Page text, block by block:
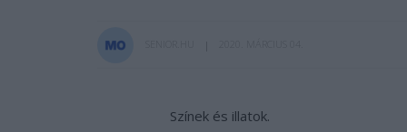
Színek és illatok.